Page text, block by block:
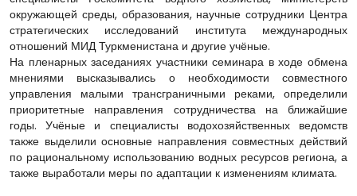
окружающей среды, образования, научные сотрудники Центра
стратегических исследований института международных
отношений МИД Туркменистана и другие учёные.
На пленарных заседаниях участники семинара в ходе обмена
мнениями высказывались о необходимости совместного
управления малыми трансграничными реками, определили
приоритетные направления сотрудничества на ближайшие
годы. Учёные и специалисты водохозяйственных ведомств
также выделили основные направления совместных действий
по рациональному использованию водных ресурсов региона, а
также выработали меры по адаптации к изменениям климата.